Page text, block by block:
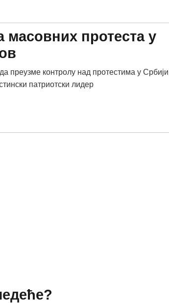
масовних протеста у
преузме контролу над протестима у
патриотски лидер